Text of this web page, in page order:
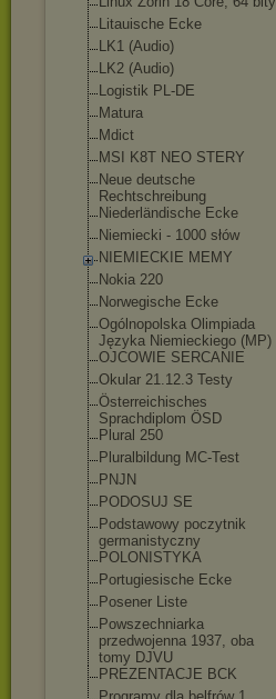
Litauische Ecke
LK1 (Audio)
LK2 (Audio)
Logistik PL-DE
Matura
Mdict
MSI K8T NEO STERY
Neue deutsche
Rechtschreibung
Niederländische Ecke
Niemiecki - 1000 słów
NIEMIECKIE MEMY
Nokia 220
Norwegische Ecke
Ogólnopolska Olimpiada
Języka Niemieckiego (MP)
OJCOWIE SERCANIE
Okular 21.12.3 Testy
Österreichisches
Sprachdiplom ÖSD
Plural 250
Pluralbildung MC-Test
PNJN
PODOSUJ SE
Podstawowy poczytnik
germanistyczny
POLONISTYKA
Portugiesische Ecke
Posener Liste
Powszechniarka
przedwojenna 1937, oba
tomy DJVU
PREZENTACJE BCK